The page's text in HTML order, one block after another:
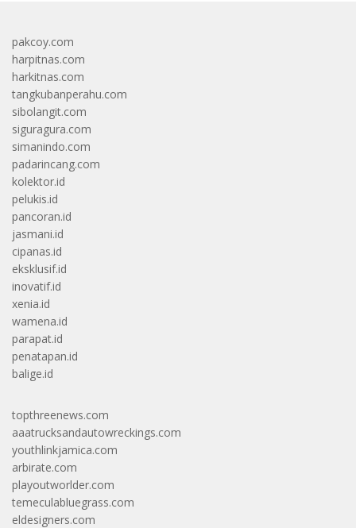
pakcoy.com
harpitnas.com
harkitnas.com
tangkubanperahu.com
sibolangit.com
siguragura.com
simanindo.com
padarincang.com
kolektor.id
pelukis.id
pancoran.id
jasmani.id
cipanas.id
eksklusif.id
inovatif.id
xenia.id
wamena.id
parapat.id
penatapan.id
balige.id
topthreenews.com
aaatrucksandautowreckings.com
youthlinkjamica.com
arbirate.com
playoutworlder.com
temeculabluegrass.com
eldesigners.com